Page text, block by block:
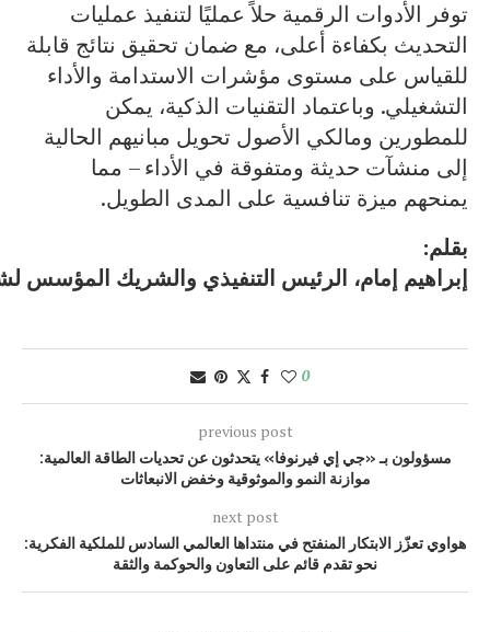
توفر الأدوات الرقمية حلاً عمليًا لتنفيذ عمليات
التحديث بكفاءة أعلى، مع ضمان تحقيق نتائج قابلة
للقياس على مستوى مؤشرات الاستدامة والأداء
التشغيلي. وباعتماد التقنيات الذكية، يمكن
للمطورين ومالكي الأصول تحويل مبانيهم الحالية
إلى منشآت حديثة ومتفوقة في الأداء – مما
يمنحهم ميزة تنافسية على المدى الطويل.
بقلم:
إبراهيم إمام، الرئيس التنفيذي والشريك المؤسس
0
previous post
مسؤولون بـ «جي إي فيرنوفا» يتحدثون عن تحديات الطاقة العالمية:
موازنة النمو والموثوقية وخفض الانبعاثات
next post
هواوي تعزّز الابتكار المنفتح في منتداها العالمي السادس للملكية الفكرية:
نحو تقدم قائم على التعاون والحوكمة والثقة